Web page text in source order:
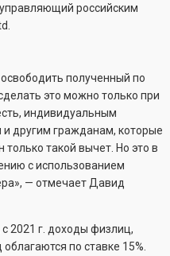
российским
полученный по
это можно только при
индивидуальным
другим гражданам, которые
такой вычет. Но это в
с использованием
— отмечает Давид
2021 г. доходы физлиц,
по ставке 15%.